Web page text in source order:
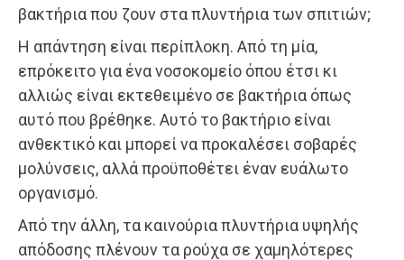
βακτήρια που ζουν στα πλυντήρια των σπιτιών;
Η απάντηση είναι περίπλοκη. Από τη μία,
επρόκειτο για ένα νοσοκομείο όπου έτσι κι
αλλιώς είναι εκτεθειμένο σε βακτήρια όπως
αυτό που βρέθηκε. Αυτό το βακτήριο είναι
ανθεκτικό και μπορεί να προκαλέσει σοβαρές
μολύνσεις, αλλά προϋποθέτει έναν ευάλωτο
οργανισμό.
Από την άλλη, τα καινούρια πλυντήρια υψηλής
απόδοσης πλένουν τα ρούχα σε χαμηλότερες